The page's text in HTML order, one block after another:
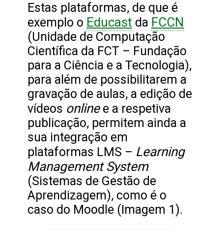
Estas plataformas, de que é
exemplo o Educast da FCCN
(Unidade de Computação
Científica da FCT – Fundação
para a Ciência e a Tecnologia),
para além de possibilitarem a
gravação de aulas, a edição de
vídeos onlinee a respetiva
publicação, permitem ainda a
sua integração em
plataformas LMS – Learning
Management System
(Sistemas de Gestão de
Aprendizagem), como é o
caso do Moodle (Imagem 1).